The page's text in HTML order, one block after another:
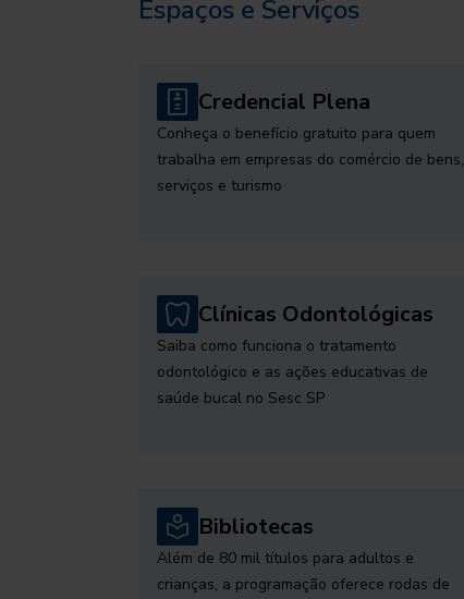
Espaços e Serviços
Credencial Plena
Conheça o benefício gratuito para quem
trabalha em empresas do comércio de bens,
serviços e turismo
Clínicas Odontológicas
Saiba como funciona o tratamento
odontológico e as ações educativas de
saúde bucal no Sesc SP
Bibliotecas
Além de 80 mil títulos para adultos e
crianças, a programação oferece rodas de